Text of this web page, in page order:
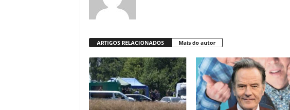
ARTIGOS RELACIONADOS Mais do autor